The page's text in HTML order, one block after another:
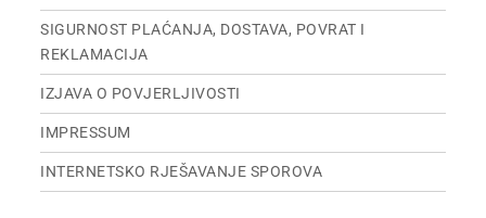
SIGURNOST PLAĆANJA, DOSTAVA, POVRAT I
REKLAMACIJA
IZJAVA O POVJERLJIVOSTI
IMPRESSUM
INTERNETSKO RJEŠAVANJE SPOROVA